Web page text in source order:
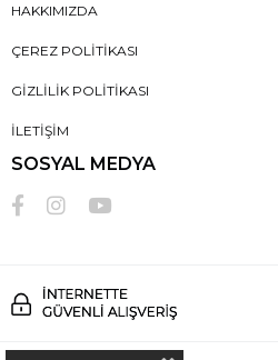
HAKKIMIZDA
ÇEREZ POLITIKASI
GIZLILIK POLITIKASI
İLETIŞIM
SOSYAL MEDYA